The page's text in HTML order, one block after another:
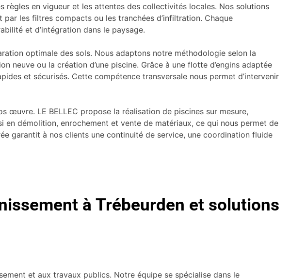
règles en vigueur et les attentes des collectivités locales. Nos solutions
les filtres compacts ou les tranchées d’infiltration. Chaque
et d’intégration dans le paysage.
optimale des sols. Nous adaptons notre méthodologie selon la
ou la création d’une piscine. Grâce à une flotte d’engins adaptée
et sécurisés. Cette compétence transversale nous permet d’intervenir
œuvre. LE BELLEC propose la réalisation de piscines sur mesure,
en démolition, enrochement et vente de matériaux, ce qui nous permet de
garantit à nos clients une continuité de service, une coordination fluide
à Trébeurden et solutions
et aux travaux publics. Notre équipe se spécialise dans le